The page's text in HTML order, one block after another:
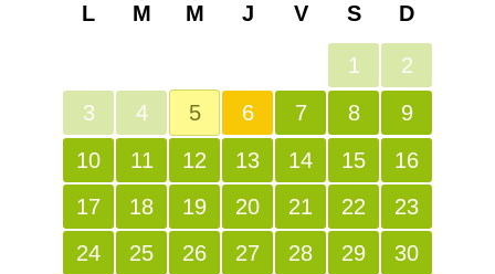
L M M J V S D
1
2
3
4 5 6 7 8
9
10
11 12 13 14 15
16
17
18 19 20 21 22
23
24
25 26 27 28 29
30